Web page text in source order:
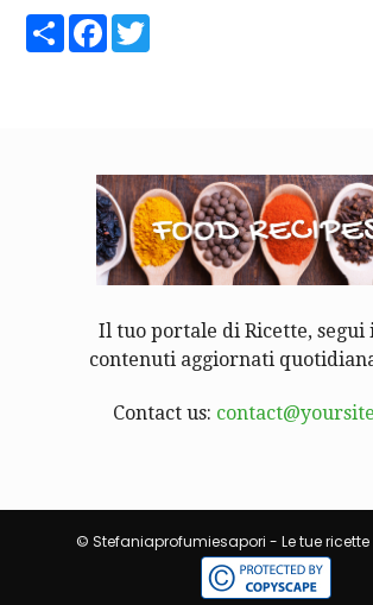
ShareFacebook
Il tuo portale di Ricette, segui
contenuti aggiornati
Contact us:
© Stefaniaprofumiesapori - Le tue